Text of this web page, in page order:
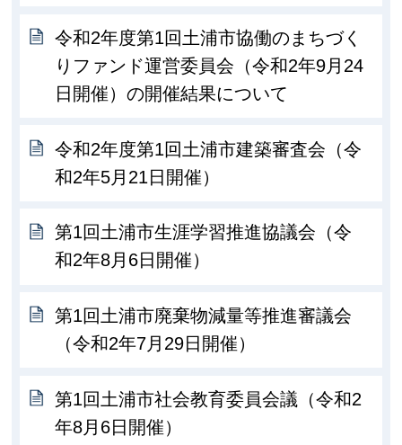
令和2年度第1回土浦市協働のまちづく
りファンド運営委員会（令和2年9月24
日開催）の開催結果について
令和2年度第1回土浦市建築審査会（令
和2年5月21日開催）
第1回土浦市生涯学習推進協議会（令
和2年8月6日開催）
第1回土浦市廃棄物減量等推進審議会
（令和2年7月29日開催）
第1回土浦市社会教育委員会議（令和2
年8月6日開催）